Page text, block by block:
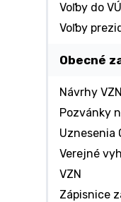
Voľby do
Voľby
Obecné
Návrhy VZN
Pozvánky
Uznesenia
Verejné
VZN
Zápisnice